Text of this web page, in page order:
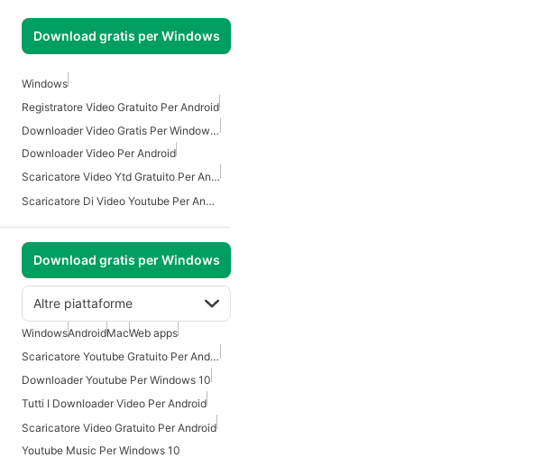
Download gratis per Windows
Windows
Registratore Video Gratuito Per Android
Downloader Video Gratis Per Windows 7
Downloader Video Per Android
Scaricatore Video Ytd Gratuito Per Android
Scaricatore Di Video Youtube Per Android
Download gratis per Windows
Altre piattaforme
WindowsAndroidMacWeb apps
Scaricatore Youtube Gratuito Per Android
Downloader Youtube Per Windows 10
Tutti I Downloader Video Per Android
Scaricatore Video Gratuito Per Android
Youtube Music Per Windows 10